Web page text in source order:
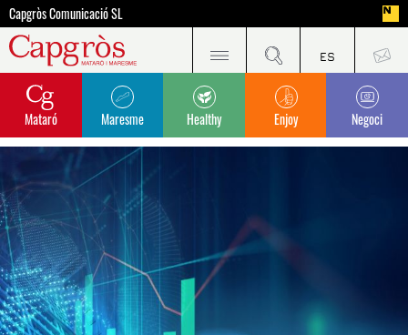
Capgròs Comunicació SL
Mataró Maresme Healthy Enjoy Negoci